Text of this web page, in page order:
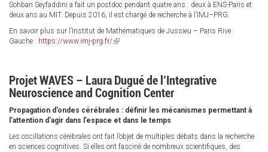
Sohban Seyfaddini a fait un postdoc pendant quatre ans : deux à ENS-Paris et
deux ans au MIT. Depuis 2016, il est chargé de recherche à l’IMJ–PRG.
En savoir plus sur l’Institut de Mathématiques de Jussieu – Paris Rive
Gauche : https://www.imj-prg.fr/(link
Projet WAVES – Laura Dugué de l’Integrative
Neuroscience and Cognition Center
Propagation d’ondes cérébrales : définir les mécanismes permettant à
l’attention d’agir dans l’espace et dans le temps
Les oscillations cérébrales ont fait l’objet de multiples débats dans la recherche
en sciences cognitives. Si elles ont fasciné de nombreux scientifiques, des